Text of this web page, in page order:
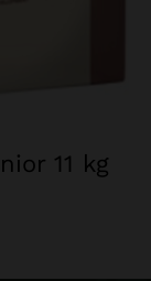
11 kg